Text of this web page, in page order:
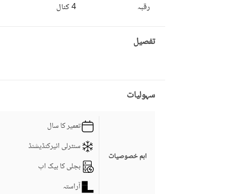
رقبہ
4 کنال
تفصیل
سہولیات
اہم خصوصیات
تعمیر کا سال
سنٹرلی ائیرکنڈیشنڈ
بجلی کا بیک اپ
آراستہ